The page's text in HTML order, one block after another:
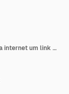
Ilustração 3D de uma página de pesquisa na internet um link de corrente de metal Ícones da barra de pesquisa